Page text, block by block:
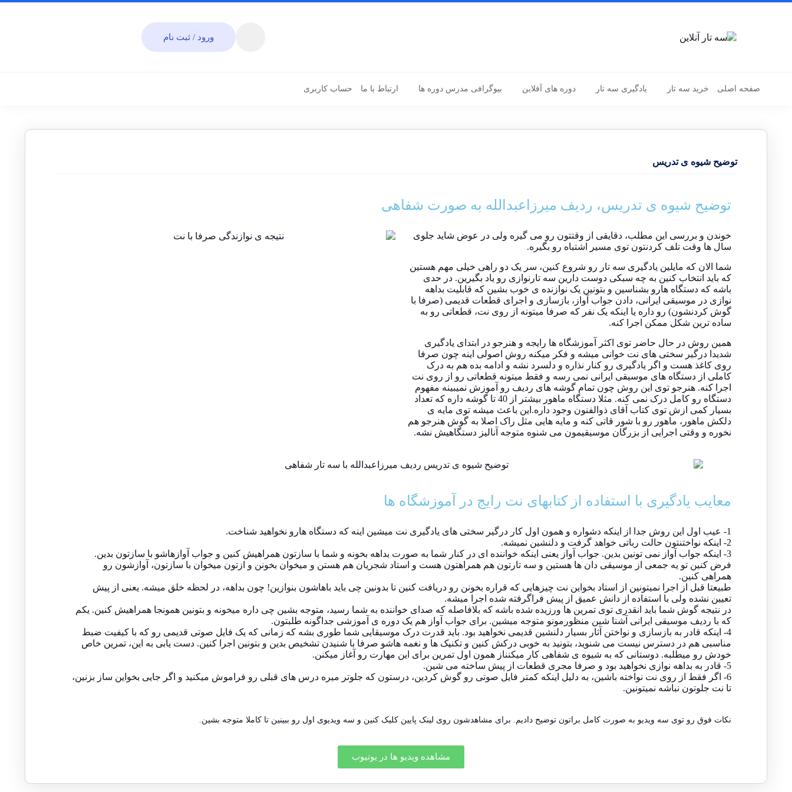
ورود / ثبت نام
صفحه اصلی خرید سه تار یادگیری سه تار دوره های آفلاین بیوگرافی مدرس دوره ها ارتباط با ما حساب کاربری
توضیح شیوه ی تدریس
توضیح شیوه ی تدریس، ردیف میرزاعبدالله به صورت شفاهی
خوندن و بررسی این مطلب، دقایقی از وقتتون رو می گیره ولی در عوض شاید جلوی
سال ها وقت تلف کردنتون توی مسیر اشتباه رو بگیره.
شما الان که مایلین یادگیری سه تار رو شروع کنین، سر یک دو راهی خیلی مهم هستین
که باید انتخاب کنین به چه سبکی دوست دارین سه تارنوازی رو یاد بگیرین. در حدی
باشه که دستگاه هارو بشناسین و بتونین یک نوازنده ی خوب بشین که قابلیت بداهه
نوازی در موسیقی ایرانی، دادن جواب آواز، بازسازی و اجرای قطعات قدیمی (صرفا با
گوش کردنشون) رو داره یا اینکه یک نفر که صرفا میتونه از روی نت، قطعاتی رو به
ساده ترین شکل ممکن اجرا کنه.
همین روش در حال حاضر توی اکثر آموزشگاه ها رایجه و هنرجو در ابتدای یادگیری
شدیدا درگیر سختی های نت خوانی میشه و فکر میکنه روش اصولی اینه چون صرفا
روی کاغذ هست و اگر یادگیری رو کنار نذاره و دلسرد نشه و ادامه بده هم به درک
کاملی از دستگاه های موسیقی ایرانی نمی رسه و فقط میتونه قطعاتی رو از روی نت
اجرا کنه. هنرجو توی این روش چون تمام گوشه های ردیف رو آموزش نمیبینه مفهوم
دستگاه رو کامل درک نمی کنه. مثلا دستگاه ماهور بیشتر از 40 تا گوشه داره که تعداد
بسیار کمی ازش توی کتاب آقای ذوالفنون وجود داره.این باعث میشه توی مایه ی
دلکش ماهور، ماهور رو با شور قاتی کنه و مایه هایی مثل راک اصلا به گوش هنرجو هم
نخوره و وقتی اجرایی از بزرگان موسیقیمون می شنوه متوجه آنالیز دستگاهیش نشه.
معایب یادگیری با استفاده از کتابهای نت رایج در آموزشگاه ها
1- عیب اول این روش جدا از اینکه دشواره و همون اول کار درگیر سختی های یادگیری نت میشین اینه که دستگاه هارو نخواهید شناخت.
2- اینکه نواختنتون حالت رباتی خواهد گرفت و دلنشین نمیشه.
3- اینکه جواب آواز نمی تونین بدین. جواب آواز یعنی اینکه خواننده ای در کنار شما به صورت بداهه بخونه و شما با سازتون همراهیش کنین و جواب آوازهاشو با سازتون بدین.
فرض کنین تو یه جمعی از موسیقی دان ها هستین و سه تارتون هم همراهتون هست و استاد شجریان هم هستن و میخوان بخونن و ازتون میخوان با سازتون، آوازشون رو
همراهی کنین.
طبیعتا قبل از اجرا نمیتونین از استاد بخواین نت چیزهایی که قراره بخونن رو دریافت کنین تا بدونین چی باید باهاشون بنوازین! چون بداهه، در لحظه خلق میشه. یعنی از پیش
تعیین نشده ولی با استفاده از دانش عمیق از پیش فراگرفته شده اجرا میشه.
در نتیجه گوش شما باید انقدری توی تمرین ها ورزیده شده باشه که بلافاصله که صدای خواننده به شما رسید، متوجه بشین چی داره میخونه و بتونین همونجا همراهیش کنین. یکم
که با ردیف موسیقی ایرانی آشنا شین منظورمونو متوجه میشین. برای جواب آواز هم یک دوره ی آموزشی جداگونه طلبتون.
4- اینکه قادر به بازسازی و نواختن آثار بسیار دلنشین قدیمی نخواهید بود. باید قدرت درک موسیقایی شما طوری بشه که زمانی که یک فایل صوتی قدیمی رو که با کیفیت ضبط
مناسبی هم در دسترس نیست می شنوید، بتونید به خوبی درکش کنین و تکنیک ها و نغمه هاشو صرفا با شنیدن تشخیص بدین و بتونین اجرا کنین. دست یابی به این، تمرین خاص
خودش رو میطلبه. دوستانی که به شیوه ی شفاهی کار میکنناز همون اول تمرین برای این مهارت رو آغاز میکنن.
5- قادر به بداهه نوازی نخواهید بود و صرفا مجری قطعات از پیش ساخته می شین.
6- اگر فقط از روی نت نواخته باشین، به دلیل اینکه کمتر فایل صوتی رو گوش کردین، درستون که جلوتر میره درس های قبلی رو فراموش میکنید و اگر جایی بخواین ساز بزنین،
تا نت جلوتون نباشه نمیتونین.
نکات فوق رو توی سه ویدیو به صورت کامل براتون توضیح دادیم. برای مشاهدشون روی لینک پایین کلیک کنین و سه ویدیوی اول رو ببینین تا کاملا متوجه بشین.
مشاهده ویدیو ها در یوتیوب